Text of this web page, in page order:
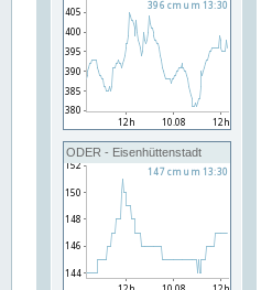
ODER - Eisenhüttenstadt